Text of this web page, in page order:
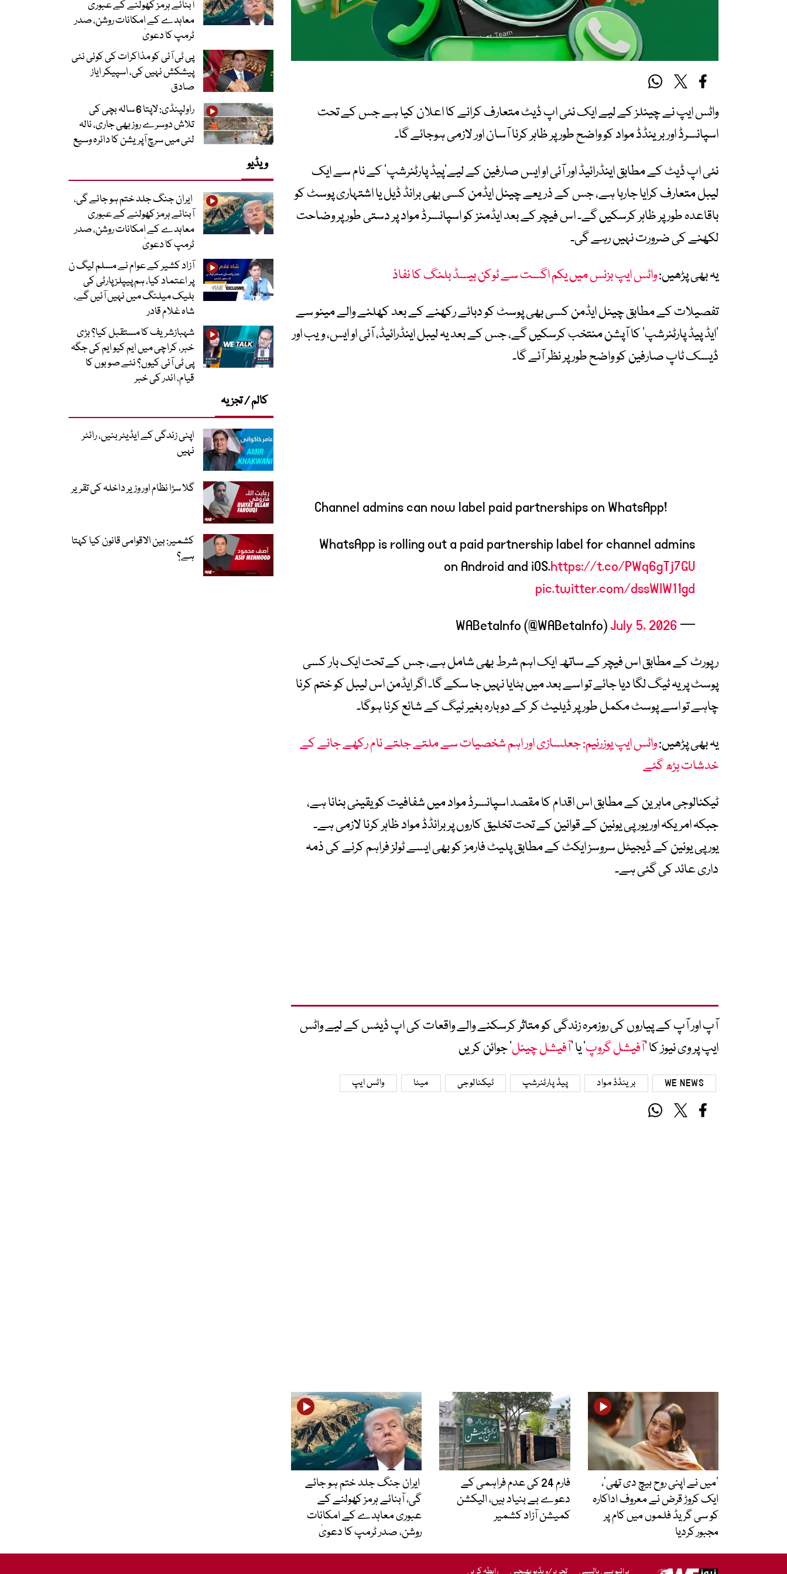
واٹس ایپ نے چینلز کے لیے ایک نئی اپ ڈیٹ متعارف کرانے کا اعلان کیا ہے جس کے تحت
اسپانسرڈ اور برینڈڈ مواد کو واضح طور پر ظاہر کرنا آسان اور لازمی ہوجائے گا۔
نئی اپ ڈیٹ کے مطابق اینڈرائیڈ اور آئی او ایس صارفین کے لیے’پیڈ پارٹنرشپ‘ کے نام سے ایک
لیبل متعارف کرایا جارہا ہے، جس کے ذریعے چینل ایڈمن کسی بھی برانڈ ڈیل یا اشتہاری پوسٹ کو
باقاعدہ طور پر ظاہر کرسکیں گے۔ اس فیچر کے بعد ایڈمنز کو اسپانسرڈ مواد پر دستی طور پر وضاحت
لکھنے کی ضرورت نہیں رہے گی۔
یہ بھی پڑھیں:واٹس ایپ بزنس میں یکم اگست سے ٹوکن بیسڈ بلنگ کا نفاذ
تفصیلات کے مطابق چینل ایڈمن کسی بھی پوسٹ کو دبائے رکھنے کے بعد کھلنے والے مینو سے
’ایڈ پیڈ پارٹنرشپ‘ کا آپشن منتخب کرسکیں گے، جس کے بعد یہ لیبل اینڈرائیڈ، آئی او ایس، ویب اور
ڈیسک ٹاپ صارفین کو واضح طور پر نظر آئے گا۔
Channel admins can now label paid partnerships on WhatsApp!
WhatsApp is rolling out a paid partnership label for channel admins
on Android and iOS.https://t.co/PWq6gTj7GU
pic.twitter.com/dssWIW11gd
— WABetaInfo (@WABetaInfo)
July 5, 2026
رپورٹ کے مطابق اس فیچر کے ساتھ ایک اہم شرط بھی شامل ہے، جس کے تحت ایک بار کسی
پوسٹ پر یہ ٹیگ لگا دیا جائے تو اسے بعد میں ہٹایا نہیں جا سکے گا۔ اگر ایڈمن اس لیبل کو ختم کرنا
چاہے تو اسے پوسٹ مکمل طور پر ڈیلیٹ کر کے دوبارہ بغیر ٹیگ کے شائع کرنا ہوگا۔
یہ بھی پڑھیں:واٹس ایپ یوزرنیم: جعلسازی اور اہم شخصیات سے ملتے جلتے نام رکھے جانے کے
خدشات بڑھ گئے
ٹیکنالوجی ماہرین کے مطابق اس اقدام کا مقصد اسپانسرڈ مواد میں شفافیت کو یقینی بنانا ہے،
جبکہ امریکہ اور یورپی یونین کے قوانین کے تحت تخلیق کاروں پر برانڈڈ مواد ظاہر کرنا لازمی ہے۔
یورپی یونین کے ڈیجیٹل سروسز ایکٹ کے مطابق پلیٹ فارمز کو بھی ایسے ٹولز فراہم کرنے کی ذمہ
داری عائد کی گئی ہے۔
آپ اور آپ کے پیاروں کی روزمرہ زندگی کو متاثر کرسکنے والے واقعات کی اپ ڈیٹس کے لیے واٹس
ایپ پر وی نیوز کا ’آفیشل گروپ‘ یا ’آفیشل چینل‘ جوائن کریں
WE NEWS برینڈڈ مواد پیڈ پارٹنرشپ ٹیکنالوجی میٹا واٹس ایپ
’میں نے اپنی روح بیچ دی تھی‘،
ایک کروڑ قرض نے معروف اداکارہ
کو سی گریڈ فلموں میں کام پر
مجبور کردیا
فارم 24 کی عدم فراہمی کے
دعوے بے بنیاد ہیں، الیکشن
کمیشن آزاد کشمیر
ایران جنگ جلد ختم ہو جائے
گی، آبنائے ہرمز کھولنے کے
عبوری معاہدے کے امکانات
روشن، صدر ٹرمپ کا دعویٰ
آبنائے ہرمز کھولنے کے عبوری
معاہدے کے امکانات روشن، صدر
ٹرمپ کا دعویٰ
پی ٹی آئی کو مذاکرات کی کوئی نئی
پیشکش نہیں کی، اسپیکر ایاز
صادق
راولپنڈی: لاپتا 6 سالہ بچی کی
تلاش دوسرے روز بھی جاری، نالہ
لئی میں سرچ آپریشن کا دائرہ وسیع
ویڈیو
ایران جنگ جلد ختم ہو جائے گی،
آبنائے ہرمز کھولنے کے عبوری
معاہدے کے امکانات روشن، صدر
ٹرمپ کا دعویٰ
آزاد کشیر کے عوام نے مسلم لیگ ن
پر اعتماد کیا، ہم پیپلز پارٹی کی
بلیک میلنگ میں نہیں آئیں گے،
شاہ غلام قادر
شہبازشریف کا مستقبل کیا؟ بڑی
خبر، کراچی میں ایم کیو ایم کی جگہ
پی ٹی آئی کیوں؟ نئے صوبوں کا
قیام، اندر کی خبر
کالم / تجزیہ
اپنی زندگی کے ایڈیٹر بنیں، رائٹر
نہیں
گلا سڑا نظام اور وزیر داخلہ کی تقریر
کشمیر: بین الاقوامی قانون کیا کہتا
ہے؟